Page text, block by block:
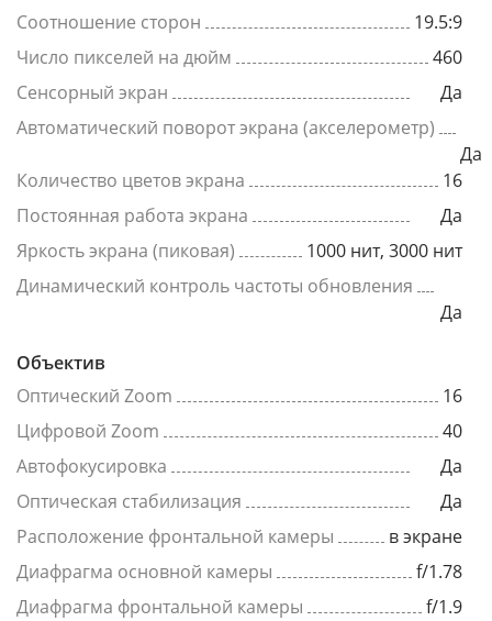
Соотношение сторон
19.5:9
Число пикселей на дюйм
460
Сенсорный экран
Да
Автоматический поворот экрана (акселерометр)
Да
Количество цветов экрана
16
Постоянная работа экрана
Да
Яркость экрана (пиковая)
1000 нит, 3000 нит
Динамический контроль частоты обновления
Да
Объектив
Оптический Zoom
16
Цифровой Zoom
40
Автофокусировка
Да
Оптическая стабилизация
Да
Расположение фронтальной камеры
в экране
Диафрагма основной камеры
f/1.78
Диафрагма фронтальной камеры
f/1.9